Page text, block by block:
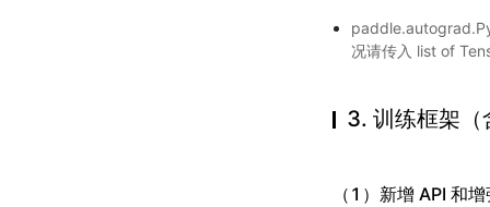
况请传入 list of
3. 训练框架（
（1）新增 API 和